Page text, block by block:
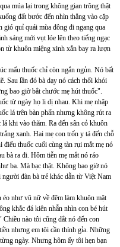
múa lại trong không gian trông thật
đất bước đến nhìn thẳng vào cặp
gió quỉ quái mùa đông đi ngang qua
sáng mới vụt lóe lên theo tiếng ngạc
từ khuôn miệng xinh xắn bay ra lượn
mẩu thuốc chỉ còn ngắn ngủn. Nó bất
Sau lần đó bà dạy nó cách thổi khói
bao giờ bắt chước mẹ hút thuốc".
từ ngày họ li dị nhau. Khi mẹ nhập
lá trên bàn phấn nhưng không rút ra
khi vào thăm. Ra đến sân cỏ khuôn
xanh. Hai mẹ con trốn y tá đến chỗ
thuốc cuối cùng tàn rụi mắt mẹ nó
bà ra đi. Hôm tiễn mẹ mắt nó ráo
ba. Mà bạc thật. Không bao giờ nó
đàn bà trẻ khác dẫn từ Việt Nam
như vũ nữ về đêm làm khuôn mặt
khắc đá kiên nhẫn nhìn con bé hút
nào tôi cũng dắt nó đến con
nhưng em tôi cần thính gỉa. Những
ngày. Nhưng hôm ấy tôi hẹn bạn